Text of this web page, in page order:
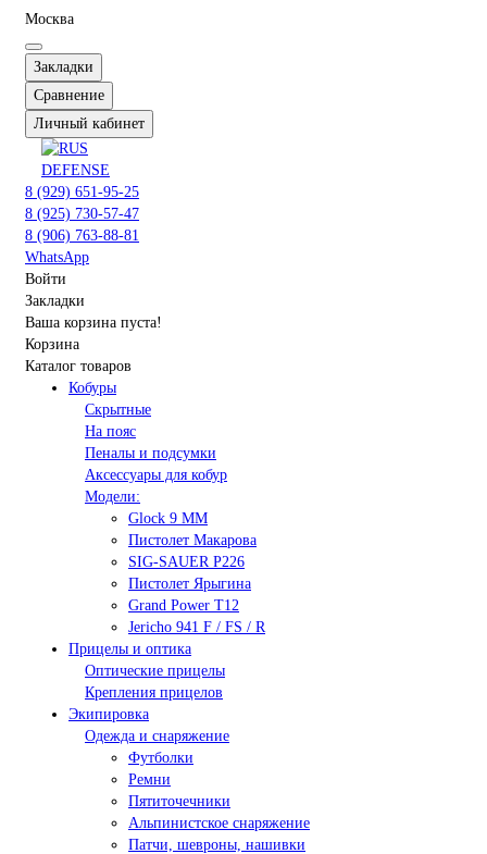
Москва
Закладки
Сравнение
Личный кабинет
8 (929) 651-95-25
8 (925) 730-57-47
8 (906) 763-88-81
WhatsApp
Войти
Закладки
Ваша корзина пуста!
Корзина
Каталог товаров
Кобуры
Скрытные
На пояс
Пеналы и подсумки
Аксессуары для кобур
Модели:
Glock 9 ММ
Пистолет Макарова
SIG-SAUER P226
Пистолет Ярыгина
Grand Power T12
Jericho 941 F / FS / R
Прицелы и оптика
Оптические прицелы
Крепления прицелов
Экипировка
Одежда и снаряжение
Футболки
Ремни
Пятиточечники
Альпинистское снаряжение
Патчи, шевроны, нашивки